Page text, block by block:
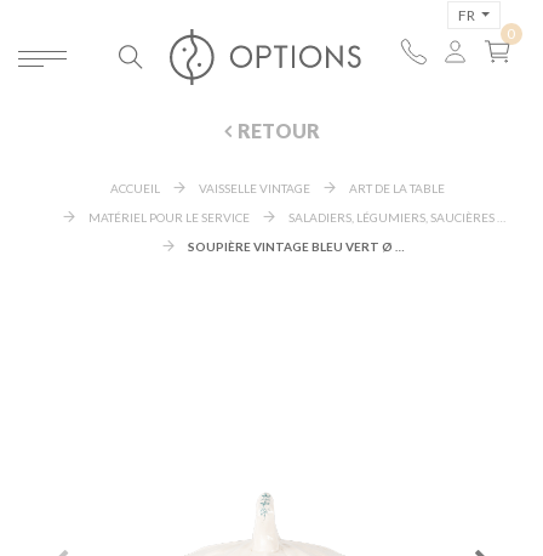
FR
RETOUR
ACCUEIL VAISSELLE VINTAGE
ART DE LA TABLE
MATÉRIEL POUR LE SERVICE